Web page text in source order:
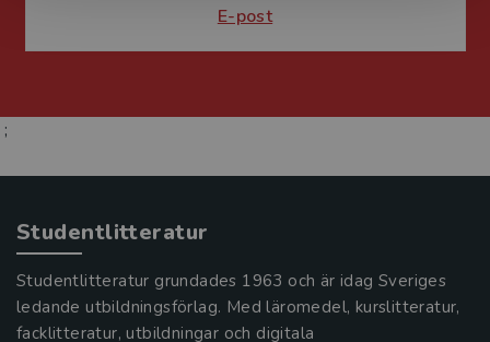
E-post
;
Studentlitteratur
Studentlitteratur grundades 1963 och är idag Sveriges
ledande utbildningsförlag. Med läromedel, kurslitteratur,
facklitteratur, utbildningar och digitala